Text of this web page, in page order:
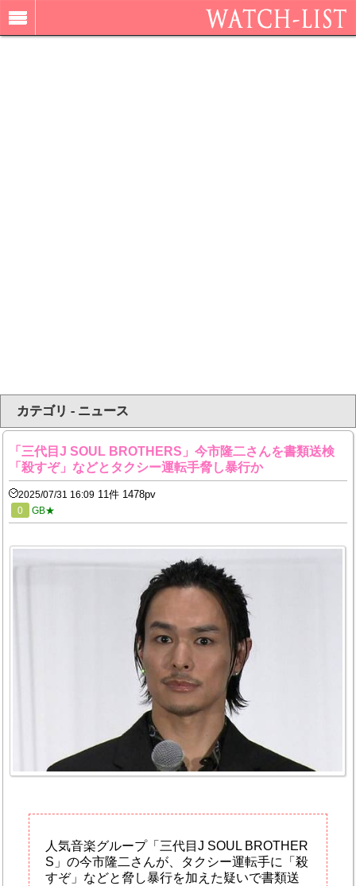
カテゴリ - ニュース
「三代目J SOUL BROTHERS」今市隆二さんを書類送検
「殺すぞ」などとタクシー運転手脅し暴行か
2025/07/31 16:09 11件 1478pv
0 GB★
人気音楽グループ「三代目J SOUL BROTHER
S」の今市隆二さんが、タクシー運転手に「殺
すぞ」などと脅し暴行を加えた疑いで書類送